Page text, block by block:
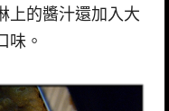
的醬汁還加入大
味。